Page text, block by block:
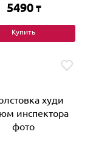
5490 ₸
Купить